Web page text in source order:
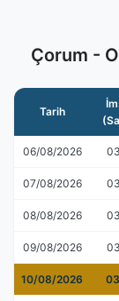
Çorum -
Tarih
06/08/2026
07/08/2026
08/08/2026
09/08/2026
10/08/2026